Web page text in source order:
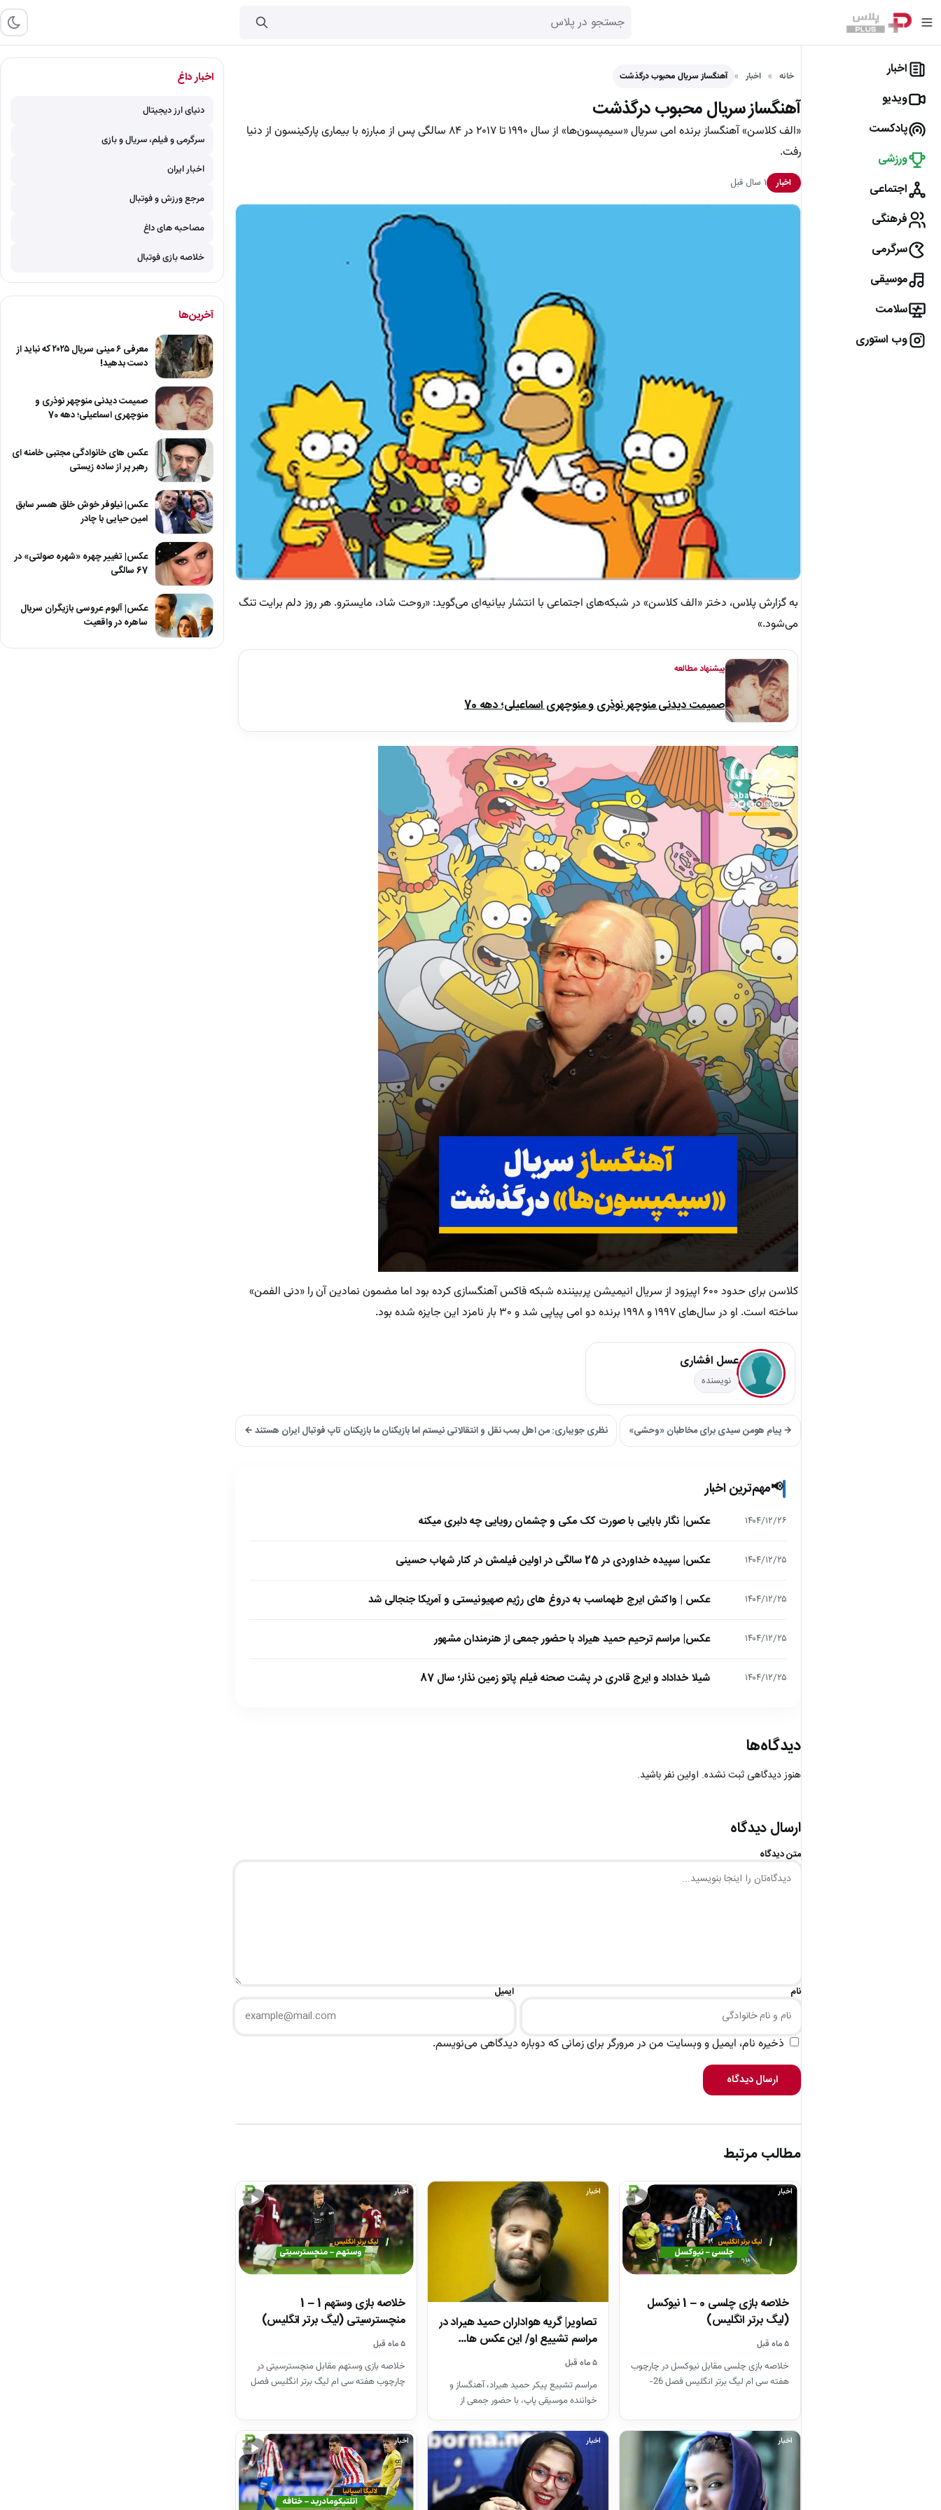
اخبار
ویدیو
پادکست
ورزشی
اجتماعی
فرهنگی
سرگرمی
موسیقی
سلامت
وب استوری
خانه اخبار آهنگساز سریال محبوب درگذشت
آهنگساز سریال محبوب درگذشت
«الف کلاسن» آهنگساز برنده امی سریال «سیمپسون‌ها» از سال ۱۹۹۰ تا ۲۰۱۷ در ۸۴ سالگی پس از مبارزه با بیماری پارکینسون از دنیا
رفت.
اخبار ۱ سال قبل
به گزارش پلاس، دختر «الف کلاسن» در شبکه‌های اجتماعی با انتشار بیانیه‌ای می‌گوید: «روحت شاد، مایسترو. هر روز دلم برایت تنگ
می‌شود.»
پیشنهاد مطالعه
صمیمت دیدنی منوچهر نوذری و منوچهری اسماعیلی؛ دهه 70
کلاسن برای حدود ۶۰۰ اپیزود از سریال انیمیشن پربیننده شبکه فاکس آهنگسازی کرده بود اما مضمون نمادین آن را «دنی الفمن»
ساخته است. او در سال‌های ۱۹۹۷ و ۱۹۹۸ برنده دو امی پیاپی شد و ۳۰ بار نامزد این جایزه شده بود.
عسل افشاری
نویسنده
→ پیام هومن سیدی برای مخاطبان «وحشی» نظری جویباری: من اهل بمب نقل و انتقالاتی نیستم اما بازیکنان ما بازیکنان تاپ فوتبال ایران هستند ←
📢مهم‌ترین اخبار
۱۴۰۴/۱۲/۲۶ عکس| نگار بابایی با صورت کک مکی و چشمان رویایی چه دلبری میکنه
۱۴۰۴/۱۲/۲۵ عکس| سپیده خداوردی در 25 سالگی در اولین فیلمش در کنار شهاب حسینی
۱۴۰۴/۱۲/۲۵ عکس | واکنش ایرج طهماسب به دروغ های رژیم صهیونیستی و آمریکا جنجالی شد
۱۴۰۴/۱۲/۲۵ عکس| مراسم ترحیم حمید هیراد با حضور جمعی از هنرمندان مشهور
۱۴۰۴/۱۲/۲۵ شیلا خداداد و ایرج قادری در پشت صحنه فیلم پاتو زمین نذار؛ سال 87
دیدگاه‌ها
هنوز دیدگاهی ثبت نشده. اولین نفر باشید.
ارسال دیدگاه
متن دیدگاه
نام ایمیل
ذخیره نام، ایمیل و وبسایت من در مرورگر برای زمانی که دوباره دیدگاهی می‌نویسم.
ارسال دیدگاه
مطالب مرتبط
▶
اخبار
خلاصه بازی چلسی 0 – 1 نیوکسل
(لیگ برتر انگلیس)
۵ ماه قبل
خلاصه بازی چلسی مقابل نیوکسل در چارچوب
هفته سی ام لیگ برتر انگلیس فصل 26-
اخبار
تصاویر| گریه هواداران حمید هیراد در
مراسم تشییع او/ این عکس ها…
۵ ماه قبل
مراسم تشییع پیکر حمید هیراد، آهنگساز و
خواننده موسیقی پاپ، با حضور جمعی از
▶
اخبار
خلاصه بازی وستهم 1 – 1
منچسترسیتی (لیگ برتر انگلیس)
۵ ماه قبل
خلاصه بازی وستهم مقابل منچسترسیتی در
چارچوب هفته سی ام لیگ برتر انگلیس فصل
اخبار اخبار
▶
اخبار
اخبار داغ
دنیای ارز دیجیتال
سرگرمی و فیلم، سریال و بازی
اخبار ایران
مرجع ورزش و فوتبال
مصاحبه های داغ
خلاصه بازی فوتبال
آخرین‌ها
معرفی ۶ مینی سریال ۲۰۲۵ که نباید از
دست بدهید!
صمیمت دیدنی منوچهر نوذری و
منوچهری اسماعیلی؛ دهه 70
عکس های خانوادگی مجتبی خامنه ای
رهبر پر از ساده زیستی
عکس| نیلوفر خوش خلق همسر سابق
امین حیایی با چادر
عکس| تغییر چهره «شهره صولتی» در
67 سالگی
عکس| آلبوم عروسی بازیگران سریال
ساهره در واقعیت